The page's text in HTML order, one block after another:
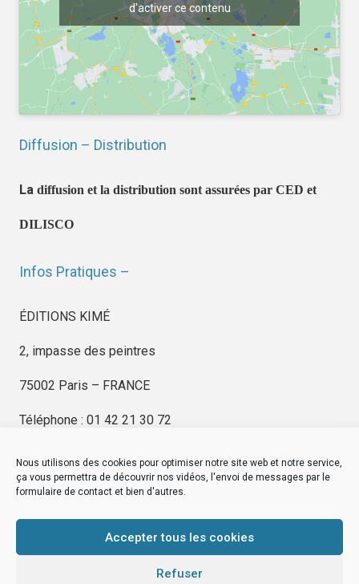
Nous utilisons des cookies pour optimiser notre site web et notre service,
ça vous permettra de découvrir nos vidéos, l'envoi de messages par le
formulaire de contact et bien d'autres.
Accepter tous les cookies
Refuser
d'activer ce contenu
Diffusion – Distribution
La diffusion et la distribution sont assurées par CED et
DILISCO
Infos Pratiques –
ÉDITIONS KIMÉ
2, impasse des peintres
75002 Paris – FRANCE
Téléphone : 01 42 21 30 72
© byeDovel.com